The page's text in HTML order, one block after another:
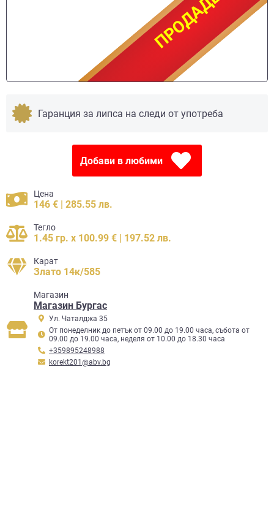
ПРОДАДЕН
ПРОДАДЕН
Гаранция за липса на следи от употреба
Добави в любими
Цена
146 € | 285.55 лв.
Тегло
1.45 гр. x 100.99 € | 197.52 лв.
Карат
Злато 14к/585
Mагазин
Магазин Бургас
Ул. Чаталджа 35
От понеделник до петък от 09.00 до 19.00 часа, събота от
09.00 до 19.00 часа, неделя от 10.00 до 18.30 часа
+359895248988
korekt201@abv.bg